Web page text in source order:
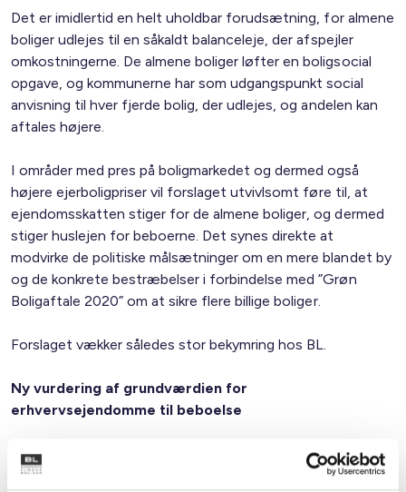
Det er imidlertid en helt uholdbar forudsætning, for almene
boliger udlejes til en såkaldt balanceleje, der afspejler
omkostningerne. De almene boliger løfter en boligsocial
opgave, og kommunerne har som udgangspunkt social
anvisning til hver fjerde bolig, der udlejes, og andelen kan
aftales højere.
I områder med pres på boligmarkedet og dermed også
højere ejerboligpriser vil forslaget utvivlsomt føre til, at
ejendomsskatten stiger for de almene boliger, og dermed
stiger huslejen for beboerne. Det synes direkte at
modvirke de politiske målsætninger om en mere blandet by
og de konkrete bestræbelser i forbindelse med ”Grøn
Boligaftale 2020” om at sikre flere billige boliger.
Forslaget vækker således stor bekymring hos BL.
Ny vurdering af grundværdien for
erhvervsejendomme til beboelse
fra grundresidualprincippet og over til en